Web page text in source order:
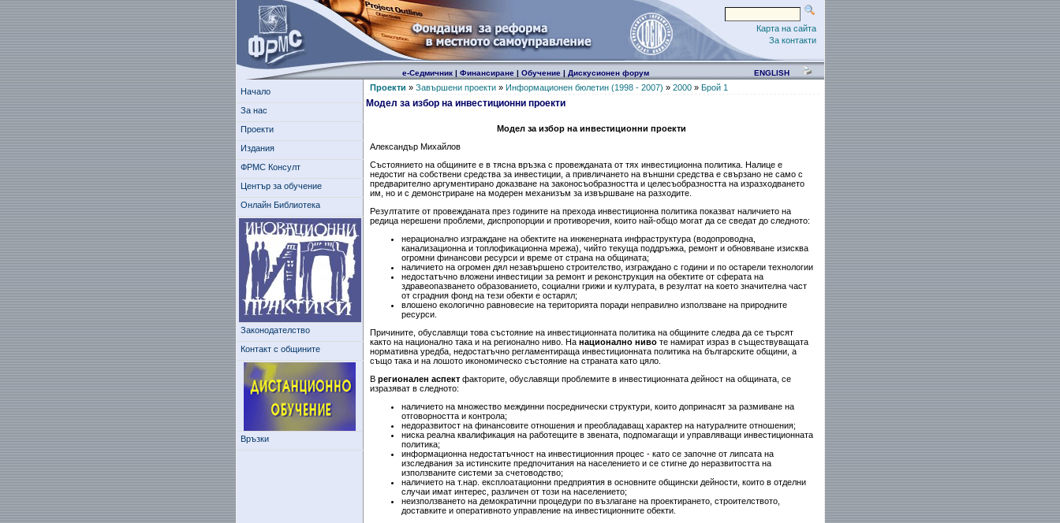
Карта на сайта
За контакти
е-Седмичник| Финансиране| Обучение| Дискусионен форум ENGLISH
Начало
За нас
Проекти
Издания
ФРМС Консулт
Център за обучение
Онлайн Библиотека
Законодателство
Контакт с общините
Връзки
Проекти » Завършени проекти» Информационен бюлетин (1998 - 2007) » 2000» Брой 1
Модел за избор на инвестиционни проекти
Модел за избор на инвестиционни проекти
Александър Михайлов
Състоянието на общините е в тясна връзка с провежданата от тях инвестиционна политика. Налице е
недостиг на собствени средства за инвестиции, а привличането на външни средства е свързано не само с
предварително аргументирано доказване на законосъобразността и целесъобразността на изразходването
им, но и с демонстриране на модерен механизъм за извършване на разходите.
Резултатите от провежданата през годините на прехода инвестиционна политика показват наличието на
редица нерешени проблеми, диспропорции и противоречия, които най-общо могат да се сведат до следното:
нерационално изграждане на обектите на инженерната инфраструктура (водопроводна,
канализационна и топлофикационна мрежа), чийто текуща поддръжка, ремонт и обновяване изисква
огромни финансови ресурси и време от страна на общината;
наличието на огромен дял незавършено строителство, изграждано с години и по остарели технологии
недостатъчно вложени инвестиции за ремонт и реконструкция на обектите от сферата на
здравеопазването образованието, социални грижи и културата, в резултат на което значителна част
от сградния фонд на тези обекти е остарял;
влошено екологично равновесие на територията поради неправилно използване на природните
ресурси.
Причините, обуславящи това състояние на инвестиционната политика на общините следва да се търсят
както на национално така и на регионално ниво. На национално ниво те намират израз в съществуващата
нормативна уредба, недостатъчно регламентираща инвестиционната политика на българските общини, а
също така и на лошото икономическо състояние на страната като цяло.
В регионален аспектфакторите, обуславящи проблемите в инвестиционната дейност на общината, се
изразяват в следното:
наличието на множество междинни посреднически структури, които допринасят за размиване на
отговорността и контрола;
недоразвитост на финансовите отношения и преобладаващ характер на натуралните отношения;
ниска реална квалификация на работещите в звената, подпомагащи и управляващи инвестиционната
политика;
информационна недостатъчност на инвестиционния процес - като се започне от липсата на
изследвания за истинските предпочитания на населението и се стигне до неразвитостта на
използваните системи за счетоводство;
наличието на т.нар. експлоатационни предприятия в основните общински дейности, които в отделни
случаи имат интерес, различен от този на населението;
неизползването на демократични процедури по възлагане на проектирането, строителството,
доставките и оперативното управление на инвестиционните обекти.